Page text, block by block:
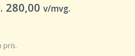
280,00 kr. 280,00
v/mvg.
prís.